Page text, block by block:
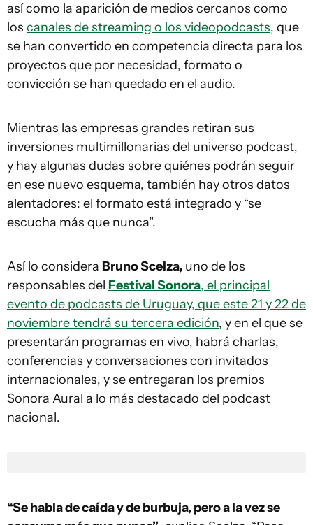
así como la aparición de medios cercanos como
los canales de streaming o los videopodcasts, que
se han convertido en competencia directa para los
proyectos que por necesidad, formato o
convicción se han quedado en el audio.
Mientras las empresas grandes retiran sus
inversiones multimillonarias del universo podcast,
y hay algunas dudas sobre quiénes podrán seguir
en ese nuevo esquema, también hay otros datos
alentadores: el formato está integrado y “se
escucha más que nunca”.
Así lo considera Bruno Scelza, uno de los
responsables del Festival Sonora, el principal
evento de podcasts de Uruguay, que este 21 y 22 de
noviembre tendrá su tercera edición, y en el que se
presentarán programas en vivo, habrá charlas,
conferencias y conversaciones con invitados
internacionales, y se entregaran los premios
Sonora Aural a lo más destacado del podcast
nacional.
“Se habla de caída y de burbuja, pero a la vez se